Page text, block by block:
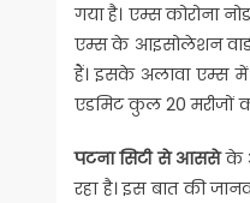
गया है। एम्स कोरोना
एम्स के आइसोलेशन
हैं। इसके अलावा एम्स में
एडमिट कुल 20 मरीजों
पटना सिटी से आससेके
रहा है। इस बात की